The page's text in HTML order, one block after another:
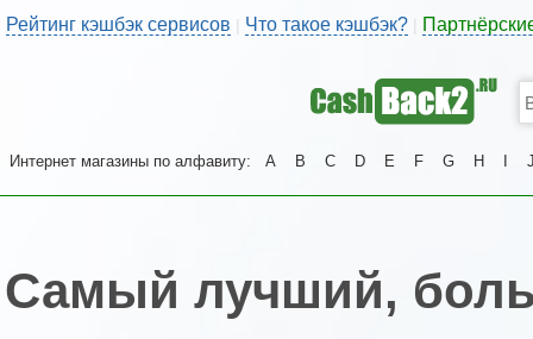
Рейтинг кэшбэк сервисов | Что такое кэшбэк?
Интернет магазины по алфавиту: A B C D E F G H
Самый лучший,